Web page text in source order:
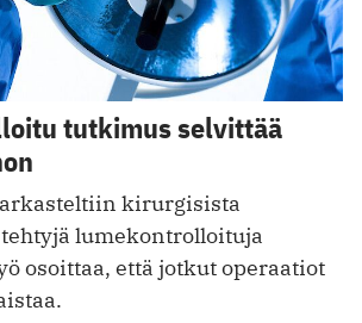
tutkimus selvittää
kirurgisista
lumekontrolloituja
osoittaa, että jotkut operaatiot